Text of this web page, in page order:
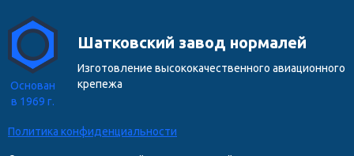
Основан
в 1969 г.
Шатковский завод нормалей
Изготовление высококачественного авиационного
крепежа
Политика конфиденциальности